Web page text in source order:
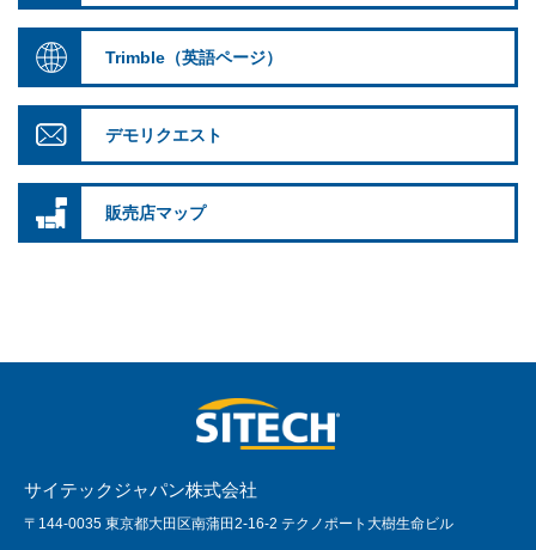
Trimble（英語ページ）
デモリクエスト
販売店マップ
サイテックジャパン株式会社
〒144-0035 東京都大田区南蒲田2-16-2 テクノポート大樹生命ビル